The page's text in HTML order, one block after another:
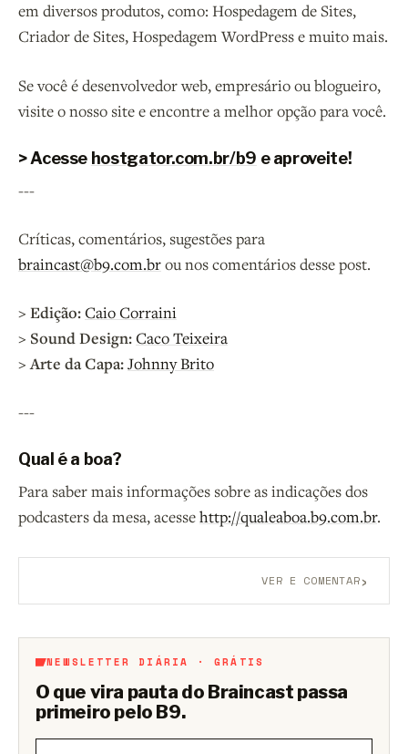
em diversos produtos, como: Hospedagem de Sites,
Criador de Sites, Hospedagem WordPress e muito mais.
Se você é desenvolvedor web, empresário ou blogueiro,
visite o nosso site e encontre a melhor opção para você.
> Acesse hostgator.com.br/b9 e aproveite!
---
Críticas, comentários, sugestões para
braincast@b9.com.brou nos comentários desse post.
> Edição:Caio Corraini
> Sound Design:Caco Teixeira
> Arte da Capa:Johnny Brito
---
Qual é a boa?
Para saber mais informações sobre as indicações dos
podcasters da mesa, acessehttp://qualeaboa.b9.com.br.
VER E COMENTAR›
NEWSLETTER DIÁRIA · GRÁTIS
O que vira pauta do Braincast passa
primeiro pelo B9.